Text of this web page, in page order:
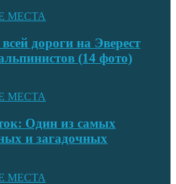
МЕСТА
дороги на Эверест
(14 фото)
МЕСТА
Один из самых
и загадочных
МЕСТА